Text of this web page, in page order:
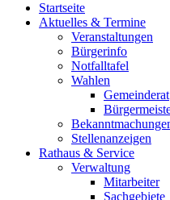
Startseite
Aktuelles & Termine
Veranstaltungen
Bürgerinfo
Notfalltafel
Wahlen
Gemeinderat
Stellenanzeigen
Rathaus & Service
Verwaltung
Mitarbeiter
Sachgebiete